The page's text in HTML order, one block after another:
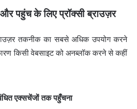
और पहुंच के लिए प्रॉक्सी ब्राउज़र
तकनीक का सबसे अधिक उपयोग करने
किसी वेबसाइट को अनब्लॉक करने से कहीं
एक्सचेंजों तक पहुँचना